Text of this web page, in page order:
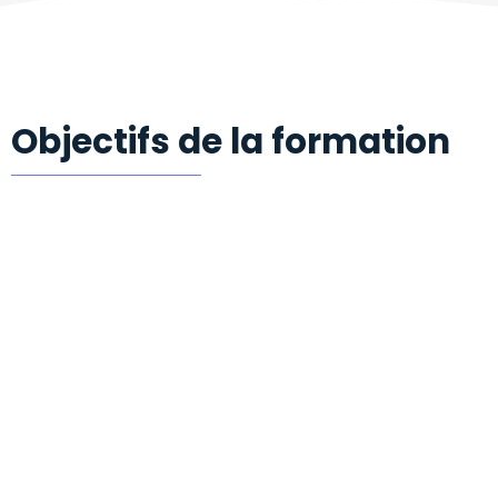
Objectifs de la formation